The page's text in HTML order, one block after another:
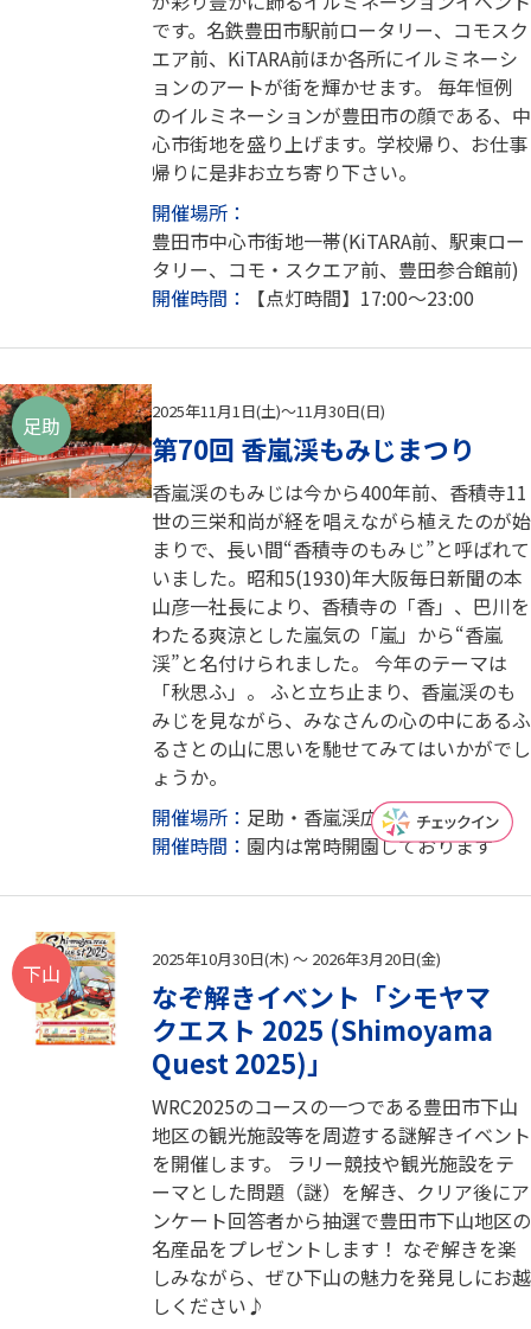
です。名鉄豊田市駅前ロータリー、コモスク
エア前、KiTARA前ほか各所にイルミネーシ
ョンのアートが街を輝かせます。 毎年恒例
のイルミネーションが豊田市の顔である、中
心市街地を盛り上げます。学校帰り、お仕事
帰りに是非お立ち寄り下さい。
開催場所：
豊田市中心市街地一帯(KiTARA前、駅東ロー
タリー、コモ・スクエア前、豊田参合館前)
開催時間：
【点灯時間】17:00～23:00
足助
2025年11月1日(土)～11月30日(日)
第70回 香嵐渓もみじまつり
香嵐渓のもみじは今から400年前、香積寺11
世の三栄和尚が経を唱えながら植えたのが始
まりで、長い間“香積寺のもみじ”と呼ばれて
いました。昭和5(1930)年大阪毎日新聞の本
山彦一社長により、香積寺の「香」、巴川を
わたる爽涼とした嵐気の「嵐」から“香嵐
渓”と名付けられました。 今年のテーマは
「秋思ふ」。 ふと立ち止まり、香嵐渓のも
みじを見ながら、みなさんの心の中にあるふ
るさとの山に思いを馳せてみてはいかがでし
ょうか。
開催場所： 足助・香嵐渓広場
開催時間： 園内は常時開園しております
下山
2025年10月30日(木) ～ 2026年3月20日(金)
なぞ解きイベント「シモヤマ
クエスト 2025 (Shimoyama
Quest 2025)」
WRC2025のコースの一つである豊田市下山
地区の観光施設等を周遊する謎解きイベント
を開催します。 ラリー競技や観光施設をテ
ーマとした問題（謎）を解き、クリア後にア
ンケート回答者から抽選で豊田市下山地区の
名産品をプレゼントします！ なぞ解きを楽
しみながら、ぜひ下山の魅力を発見しにお越
しください♪